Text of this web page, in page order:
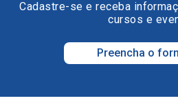
Cadastre-se e receba
cursos e
Preencha o